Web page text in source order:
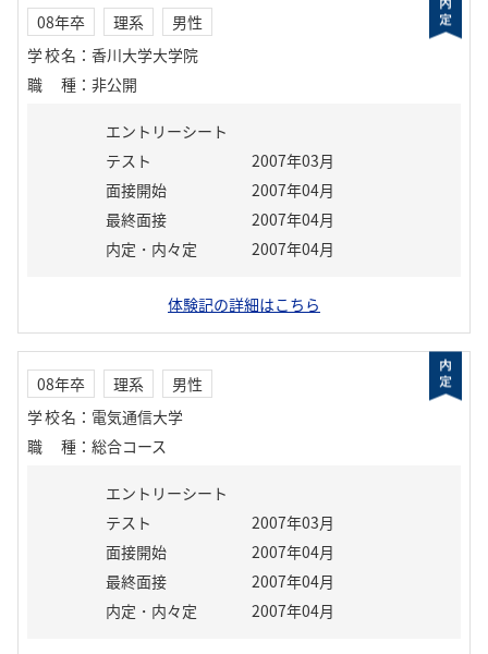
08年卒 理系
男性
学校名 ： 香川大学大学院
職種 ： 非公開
エントリーシート
テスト
2007年03月
面接開始
2007年04月
最終面接
2007年04月
内定・内々定
2007年04月
体験記の詳細はこちら
08年卒 理系
男性
学校名 ： 電気通信大学
職種 ： 総合コース
エントリーシート
テスト
2007年03月
面接開始
2007年04月
最終面接
2007年04月
内定・内々定
2007年04月